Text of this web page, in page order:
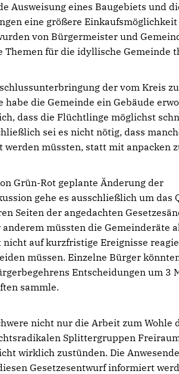
Ausweisung eines Baugebiets und
eine größere
von Bürgermeister und
Themen für die idyllische Gemeinde
der vom Kreis
habe die Gemeinde ein Gebäude
dass die Flüchtlinge möglichst
sei es nicht nötig, dass
müssten, statt mit anpacken
Grün-Rot geplante Änderung der
gehe es ausschließlich um das
Seiten der angedachten
müssten die Gemeinderäte
nicht auf kurzfristige Ereignisse
müssen. Einzelne Bürger
Entscheidungen um 3
sammle.
nicht nur die Arbeit zum Wohle
Splittergruppen
wirklich zustünden. Die
Gesetzesentwurf informiert